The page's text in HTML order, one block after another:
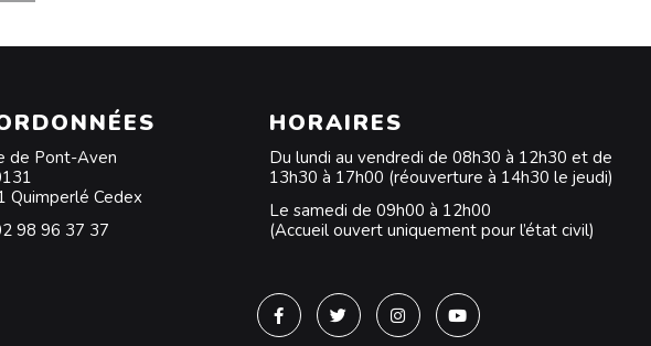
de Pont-Aven
Quimperlé Cedex
98 96 37 37
HORAIRES
Du lundi au vendredi de 08h30 à 12h30 et de
13h30 à 17h00 (réouverture à 14h30 le jeudi)
Le samedi de 09h00 à 12h00
(Accueil ouvert uniquement pour l’état civil)
Lien vers le compte Facebook
Lien vers le compte Twitter
Lien vers le compte Instagram
Lien vers la chaîne Youtube